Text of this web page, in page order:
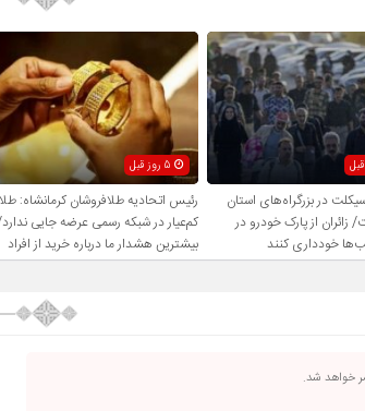
در بزرگراه‌های استان
از پارک خودرو در
خودداری کنند
رئیس اتحادیه طلافروشان کرمانشاه:
کم‌عیار در شبکه رسمی عرضه جایی
بیشترین هشدار ما درباره خرید از افراد
فاقد صلاحیت است
خواهد شد.